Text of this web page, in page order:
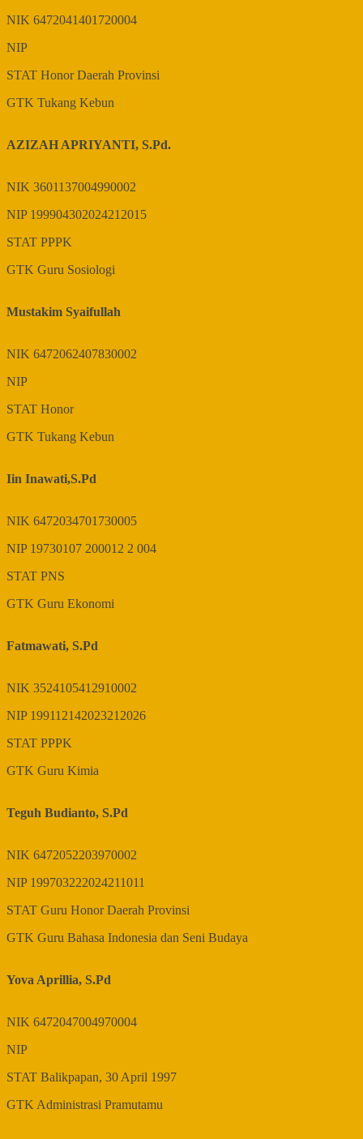
NIK 6472041401720004
NIP
STAT Honor Daerah Provinsi
GTK Tukang Kebun
AZIZAH APRIYANTI, S.Pd.
NIK 3601137004990002
NIP 199904302024212015
STAT PPPK
GTK Guru Sosiologi
Mustakim Syaifullah
NIK 6472062407830002
NIP
STAT Honor
GTK Tukang Kebun
Iin Inawati,S.Pd
NIK 6472034701730005
NIP 19730107 200012 2 004
STAT PNS
GTK Guru Ekonomi
Fatmawati, S.Pd
NIK 3524105412910002
NIP 199112142023212026
STAT PPPK
GTK Guru Kimia
Teguh Budianto, S.Pd
NIK 6472052203970002
NIP 199703222024211011
STAT Guru Honor Daerah Provinsi
GTK Guru Bahasa Indonesia dan Seni Budaya
Yova Aprillia, S.Pd
NIK 6472047004970004
NIP
STAT Balikpapan, 30 April 1997
GTKAdministrasi Pramutamu